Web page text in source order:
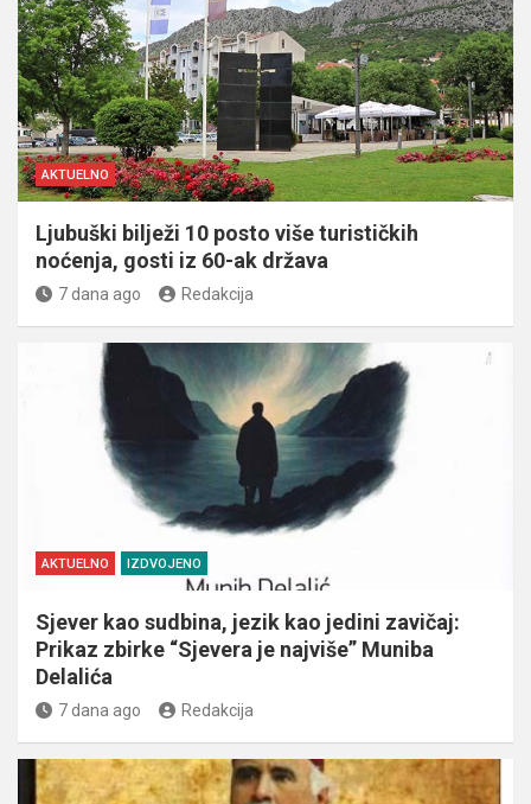
AKTUELNO
Ljubuški bilježi 10 posto više turističkih
noćenja, gosti iz 60-ak država
7 dana ago Redakcija
AKTUELNO IZDVOJENO
Sjever kao sudbina, jezik kao jedini zavičaj:
Prikaz zbirke “Sjevera je najviše” Muniba
Delalića
7 dana ago Redakcija